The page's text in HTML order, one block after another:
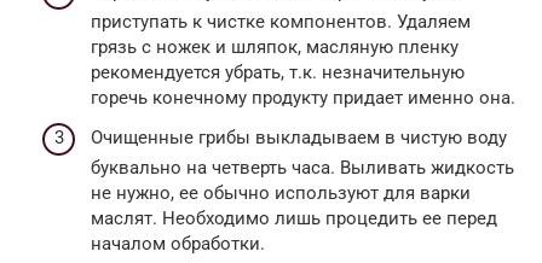
приступать к чистке компонентов. Удаляем
грязь с ножек и шляпок, масляную пленку
рекомендуется убрать, т.к. незначительную
горечь конечному продукту придает именно она.
Очищенные грибы выкладываем в чистую воду
буквально на четверть часа. Выливать жидкость
не нужно, ее обычно используют для варки
маслят. Необходимо лишь процедить ее перед
началом обработки.